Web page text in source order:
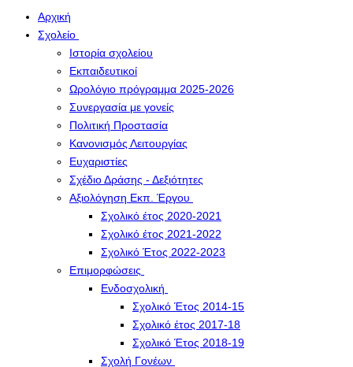
Αρχική
Σχολείο
Ιστορία σχολείου
Εκπαιδευτικοί
Ωρολόγιο πρόγραμμα 2025-2026
Συνεργασία με γονείς
Πολιτική Προστασία
Κανονισμός Λειτουργίας
Ευχαριστίες
Σχέδιο Δράσης - Δεξιότητες
Αξιολόγηση Εκπ. Έργου
Σχολικό έτος 2020-2021
Σχολικό έτος 2021-2022
Σχολικό Έτος 2022-2023
Επιμορφώσεις
Ενδοσχολική
Σχολικό Έτος 2014-15
Σχολικό έτος 2017-18
Σχολικό Έτος 2018-19
Σχολή Γονέων